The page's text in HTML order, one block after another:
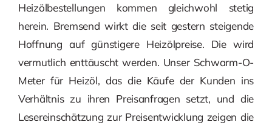
Heizölbestellungen kommen gleichwohl stetig
herein. Bremsend wirkt die seit gestern steigende
Hoffnung auf günstigere Heizölpreise. Die wird
vermutlich enttäuscht werden. Unser Schwarm-O-
Meter für Heizöl, das die Käufe der Kunden ins
Verhältnis zu ihren Preisanfragen setzt, und die
Lesereinschätzung zur Preisentwicklung zeigen die